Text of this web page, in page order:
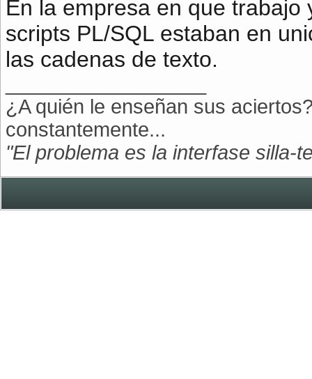
En la empresa en que
scripts PL/SQL estaban en
las cadenas de texto.
¿A quién le enseñan sus
constantemente...
"El problema es la interfase silla-